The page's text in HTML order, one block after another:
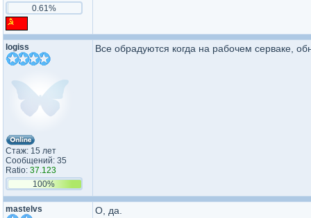
0.61%
logiss
Стаж: 15 лет
Сообщений: 35
Ratio: 37.123
100%
Все обрадуются когда на рабочем серваке,
mastelvs О, да.